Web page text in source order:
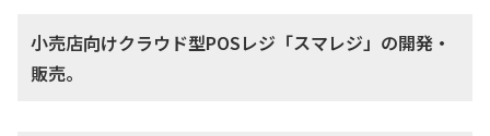
小売店向けクラウド型POSレジ「スマレジ」の開発・
販売。